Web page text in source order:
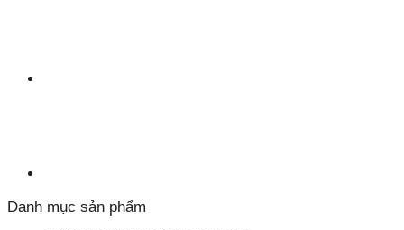
Danh mục sản phẩm